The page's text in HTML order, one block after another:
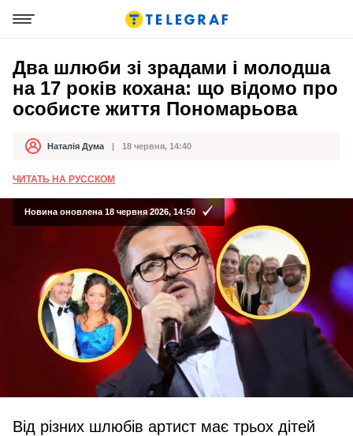
Два шлюби зі зрадами і молодша
на 17 років кохана: що відомо про
особисте життя Пономарьова
АвторНаталія Дума
Дата публікації 18 червня, 14:40
ЧИТАТЬ НА РУССКОМ
Новина оновлена 18 червня 2026, 14:50
Від різних шлюбів артист має трьох дітей